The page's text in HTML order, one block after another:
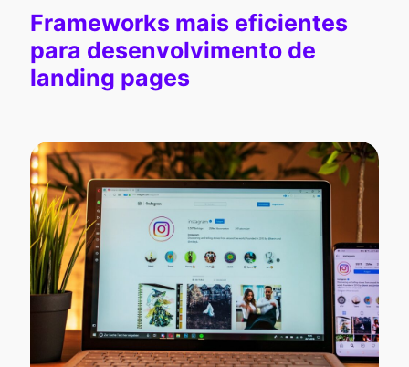
Frameworks mais eficientes
para desenvolvimento de
landing pages